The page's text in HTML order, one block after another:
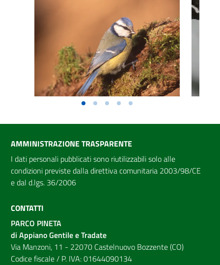
AMMINISTRAZIONE TRASPARENTE
I dati personali pubblicati sono riutilizzabili solo alle
condizioni previste dalla direttiva comunitaria 2003/98/CE
e dal d.lgs. 36/2006
CONTATTI
PARCO PINETA
di Appiano Gentile e Tradate
Via Manzoni, 11 - 22070 Castelnuovo Bozzente (CO)
Codice fiscale / P. IVA: 01644090134